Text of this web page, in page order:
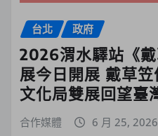
台北 政府
2026渭水驛站《
展今日開展 戴草笠
文化局雙展回望臺
合作媒體 6 月 25, 2026